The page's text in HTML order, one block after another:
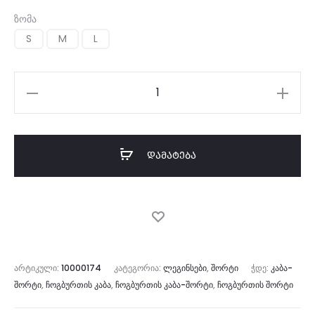
ზომა
S
M L
ᲓᲐᲛᲐᲢᲔᲑᲐ
ᲐᲠᲢᲘᲙᲣᲚᲘ: 10000174 ᲙᲐᲢᲔᲒᲝᲠᲘᲐ: ᲚᲔᲒᲘᲜᲡᲔᲑᲘ, ᲨᲝᲠᲢᲘ ᲭᲓᲔ: ᲙᲐᲑᲐ-
ᲨᲝᲠᲢᲘ, ᲩᲝᲒᲑᲣᲠᲗᲘᲡ ᲙᲐᲑᲐ, ᲩᲝᲒᲑᲣᲠᲗᲘᲡ ᲙᲐᲑᲐ-ᲨᲝᲠᲢᲘ, ᲩᲝᲒᲑᲣᲠᲗᲘᲡ ᲨᲝᲠᲢᲘ